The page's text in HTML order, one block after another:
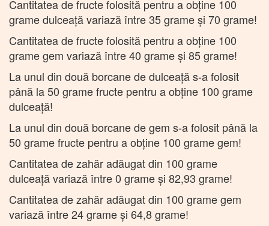
Cantitatea de fructe folosită pentru a obţine 100
grame dulceaţă variază între 35 grame şi 70 grame!
Cantitatea de fructe folosită pentru a obţine 100
grame gem variază între 40 grame şi 85 grame!
La unul din două borcane de dulceaţă s-a folosit
până la 50 grame fructe pentru a obţine 100 grame
dulceaţă!
La unul din două borcane de gem s-a folosit până la
50 grame fructe pentru a obţine 100 grame gem!
Cantitatea de zahăr adăugat din 100 grame
dulceaţă variază între 0 grame şi 82,93 grame!
Cantitatea de zahăr adăugat din 100 grame gem
variază între 24 grame şi 64,8 grame!